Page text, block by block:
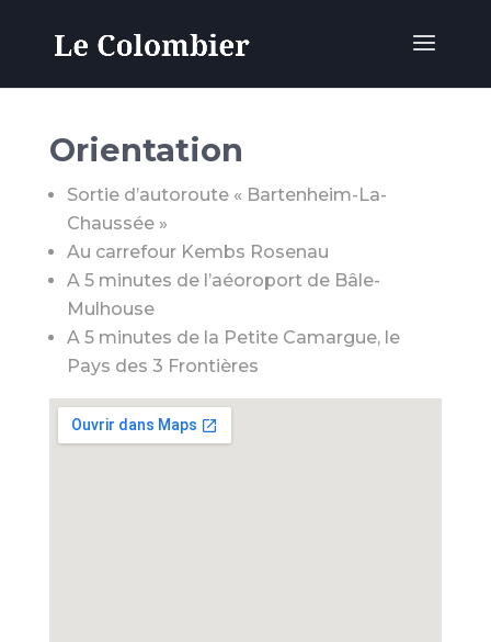
Orientation
Sortie d’autoroute « Bartenheim-La-
Chaussée »
Au carrefour Kembs Rosenau
A 5 minutes de l’aéoroport de Bâle-
Mulhouse
A 5 minutes de la Petite Camargue, le
Pays des 3 Frontières